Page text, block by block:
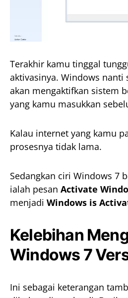
Terakhir kamu tinggal
aktivasinya. Windows nanti
akan mengaktifkan sistem
yang kamu masukkan
Kalau internet yang kamu
prosesnya tidak lama.
Sedangkan ciri Windows 7
ialah pesan Activate
menjadi Windows is
Kelebihan
Windows 7
Ini sebagai keterangan